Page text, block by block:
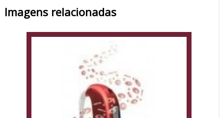
Imagens relacionadas